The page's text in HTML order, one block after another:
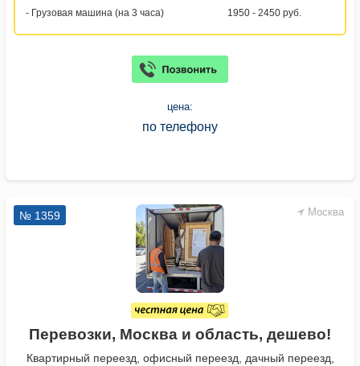
- Грузовая машина (на 3 часа) 1950 - 2450 руб.
цена:
по телефону
Москва
№ 1359
Перевозки, Москва и область, дешево!
Квартирный переезд, офисный переезд, дачный переезд,